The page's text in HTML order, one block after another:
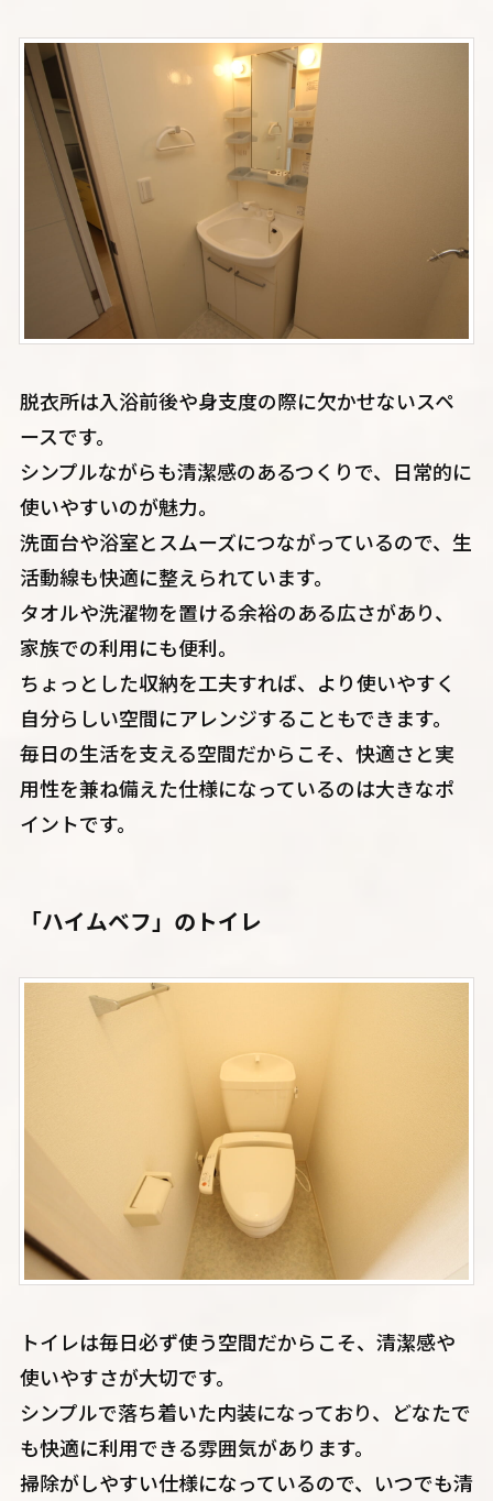
脱衣所は入浴前後や身支度の際に欠かせないスペ
ースです。
シンプルながらも清潔感のあるつくりで、日常的に
使いやすいのが魅力。
洗面台や浴室とスムーズにつながっているので、生
活動線も快適に整えられています。
タオルや洗濯物を置ける余裕のある広さがあり、
家族での利用にも便利。
ちょっとした収納を工夫すれば、より使いやすく
自分らしい空間にアレンジすることもできます。
毎日の生活を支える空間だからこそ、快適さと実
用性を兼ね備えた仕様になっているのは大きなポ
イントです。
「ハイムベフ」のトイレ
トイレは毎日必ず使う空間だからこそ、清潔感や
使いやすさが大切です。
シンプルで落ち着いた内装になっており、どなたで
も快適に利用できる雰囲気があります。
掃除がしやすい仕様になっているので、いつでも清